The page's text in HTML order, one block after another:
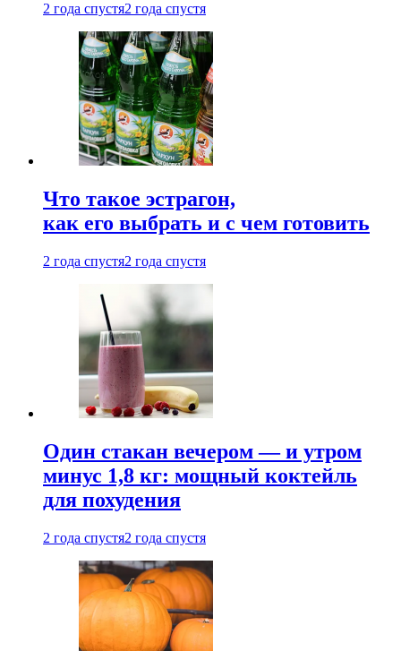
2 года спустя2 года спустя
Что такое эстрагон,
как его выбрать и с чем готовить
2 года спустя2 года спустя
Один стакан вечером — и утром
минус 1,8 кг: мощный коктейль
для похудения
2 года спустя2 года спустя